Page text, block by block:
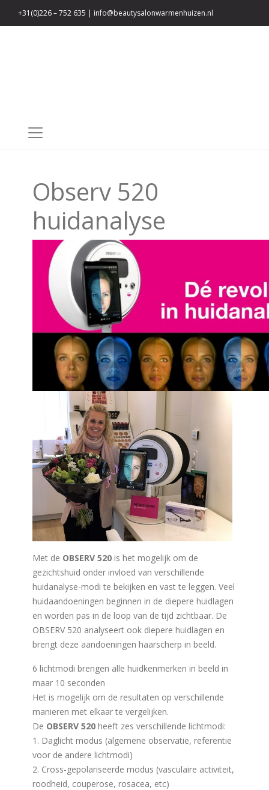
+31(0)226 – 752 635 | info@beautysalonwarmenhuizen.nl
Observ 520
huidanalyse
Met de OBSERV 520 is het mogelijk om de
gezichtshuid onder invloed van verschillende
huidanalyse-modi te bekijken en vast te leggen. Veel
huidaandoeningen beginnen in de diepere huidlagen
en worden pas in de loop van de tijd zichtbaar. De
OBSERV 520 analyseert ook diepere huidlagen en
brengt deze aandoeningen haarscherp in beeld.
6 lichtmodi brengen alle huidkenmerken in beeld in
maar 10 seconden
Het is mogelijk om de resultaten op verschillende
manieren met elkaar te vergelijken.
De OBSERV 520 heeft zes verschillende lichtmodi:
1. Daglicht modus (algemene observatie, referentie
voor de andere lichtmodi)
2. Cross-gepolariseerde modus (vasculaire activiteit,
roodheid, couperose, rosacea, etc)